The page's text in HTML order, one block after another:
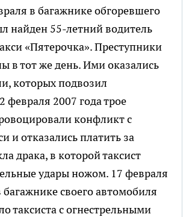
в багажнике обгоревшего
найден 55-летний водитель
«Пятерочка». Преступники
в тот же день. Ими оказались
которых подвозил
февраля 2007 года трое
конфликт с
и отказались платить за
драка, в которой таксист
удары ножом. 17 февраля
багажнике своего автомобиля
таксиста с огнестрельными